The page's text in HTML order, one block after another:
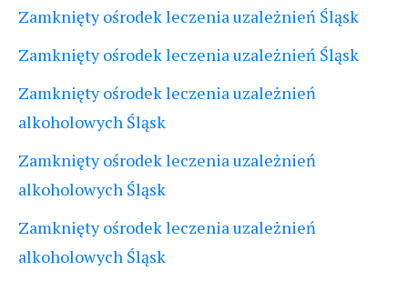
Zamknięty ośrodek leczenia uzależnień Śląsk
Zamknięty ośrodek leczenia uzależnień Śląsk
Zamknięty ośrodek leczenia uzależnień
alkoholowych Śląsk
Zamknięty ośrodek leczenia uzależnień
alkoholowych Śląsk
Zamknięty ośrodek leczenia uzależnień
alkoholowych Śląsk